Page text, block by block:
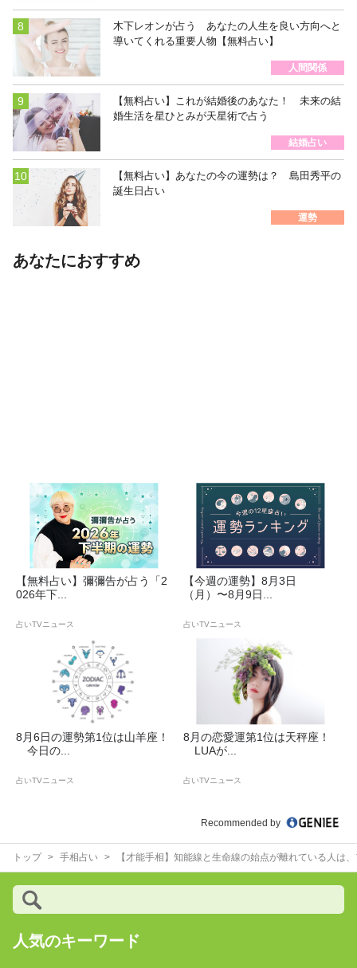
木下レオンが占う あなたの人生を良い方向へと
導いてくれる重要人物【無料占い】
人間関係
【無料占い】これが結婚後のあなた！ 未来の結
婚生活を星ひとみが天星術で占う
結婚占い
【無料占い】あなたの今の運勢は？ 島田秀平の
誕生日占い
運勢
あなたにおすすめ
【無料占い】彌彌告が占う「2
026年下...
占いTVニュース
【今週の運勢】8月3日
（月）〜8月9日...
占いTVニュース
8月6日の運勢第1位は山羊座！
今日の...
占いTVニュース
8月の恋愛運第1位は天秤座！
LUAが...
占いTVニュース
Recommended by
トップ 手相占い 【才能手相】知能線と生命線の始点が離れている人は
人気のキーワード